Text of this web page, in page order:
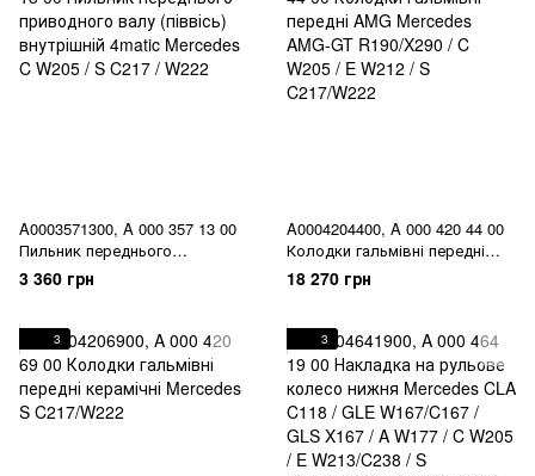
A0003571300, A 000 357 13 00
Пильник переднього
приводного валу (піввісь)
внутрішній 4matic Mercedes C
3 360 грн
A0004204400, A 000 420 44 00
Колодки гальмівні передні
AMG Mercedes AMG-GT
R190/X290 / C W205 / E W212 /
18 270 грн
3 3